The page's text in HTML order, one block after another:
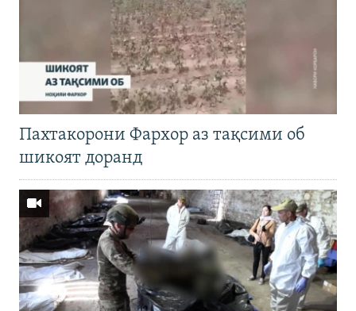
Пахтакорони Фархор аз тақсими об
шикоят доранд